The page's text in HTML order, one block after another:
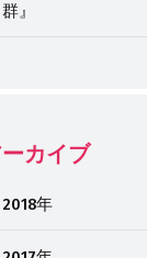
群』
カイブ
2018年